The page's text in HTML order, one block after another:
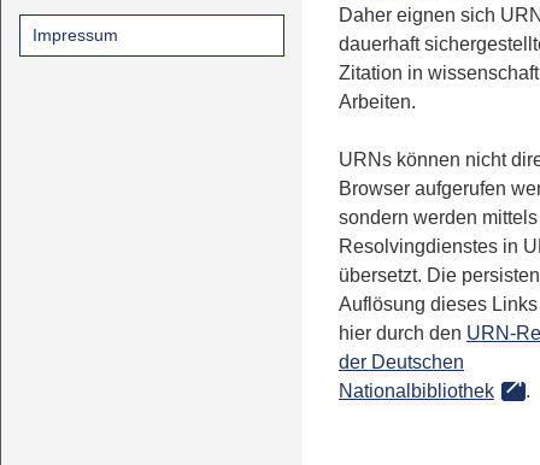
Impressum
Daher eignen sich
dauerhaft
Zitation in
Arbeiten.
URNs können nicht
Browser aufgerufen
sondern werden
Resolvingdienstes in
übersetzt. Die
Auflösung dieses
hier durch den URN-
der Deutschen
Nationalbibliothek
.